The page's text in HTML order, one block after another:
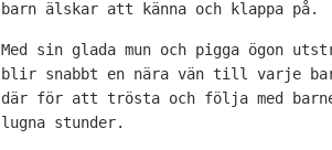
barn älskar att känna och klappa på.
Med sin glada mun och pigga ögon
blir snabbt en nära vän till varje
där för att trösta och följa med
lugna stunder.